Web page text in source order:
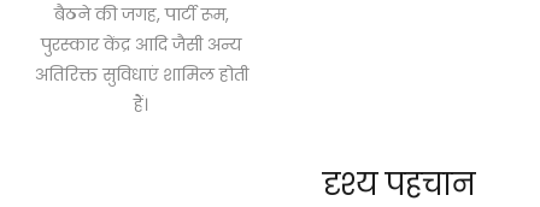
बैठने की जगह, पार्टी रूम,
पुरस्कार केंद्र आदि जैसी अन्य
अतिरिक्त सुविधाएं शामिल होती
हैं।
दृश्य पहचान